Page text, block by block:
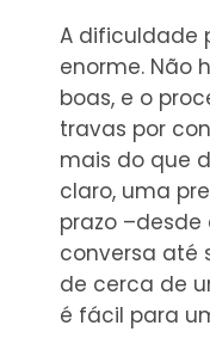
A dificuldade
enorme. Não
boas, e o
travas por
mais do que
claro, uma
prazo
conversa até
de cerca de
é fácil para